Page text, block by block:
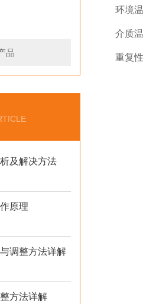
品
及解决方法
原理
调整方法详解
方法详解
环境
介质
重复